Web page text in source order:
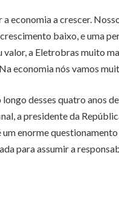
a crescer.
baixo, e uma
a Eletrobras muito
economia nós vamos
desses quatro anos
a presidente da
enorme
para assumir a